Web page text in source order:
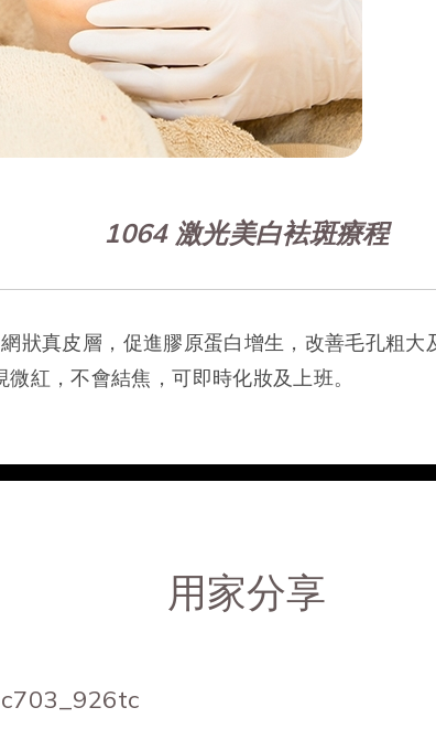
1064 激光美白袪斑療程
狀真皮層，促進膠原蛋白增生，改善毛孔粗
紅，不會結焦，可即時化妝及上班。
用家分享